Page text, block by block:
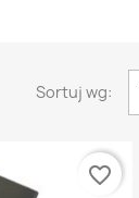
Sortuj wg:
favorite_border